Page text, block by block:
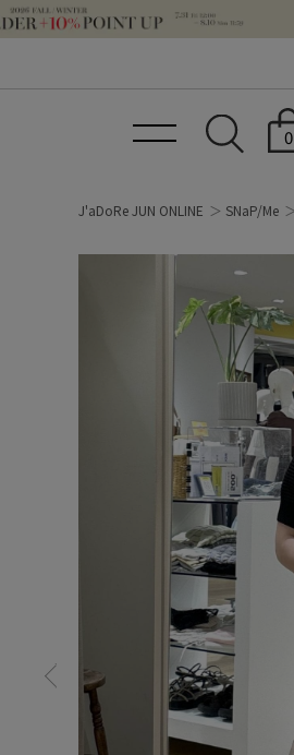
0
J'aDoRe JUN ONLINE SNaP/Me